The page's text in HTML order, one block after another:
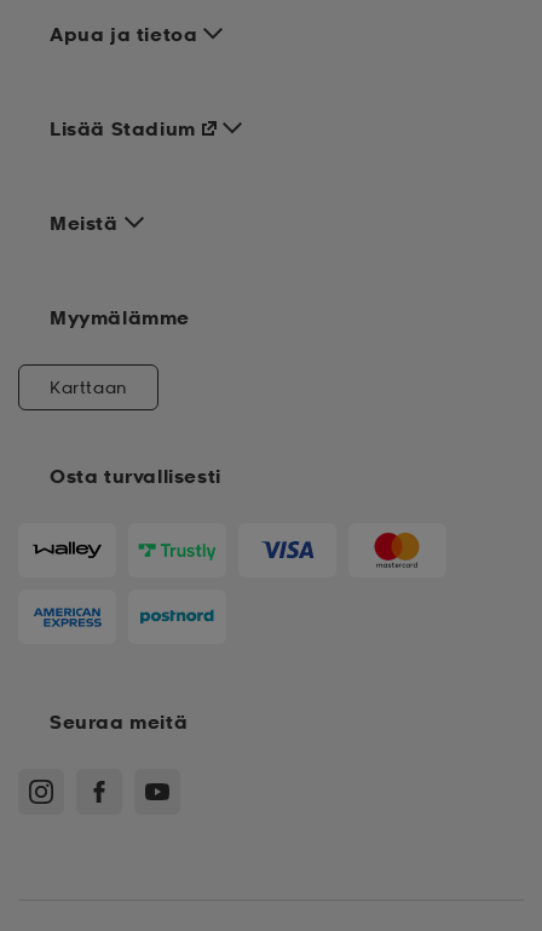
Apua ja tietoa
Meistä
Osta turvallisesti
Lisää Stadium
Myymälämme
Karttaan
Seuraa meitä